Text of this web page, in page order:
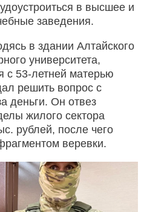
в высшее и
заведения.
в здании Алтайского
университета,
с 53-летней матерью
решить вопрос с
деньги. Он отвез
жилого сектора
рублей, после чего
веревки.